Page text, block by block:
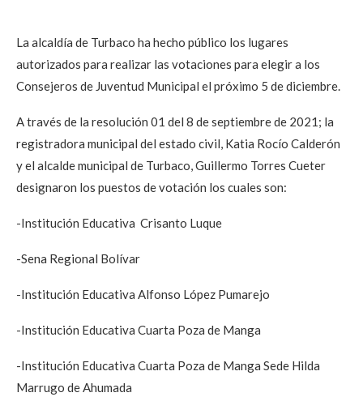
La alcaldía de Turbaco ha hecho público los lugares
autorizados para realizar las votaciones para elegir a los
Consejeros de Juventud Municipal el próximo 5 de diciembre.
A través de la resolución 01 del 8 de septiembre de 2021; la
registradora municipal del estado civil, Katia Rocío Calderón
y el alcalde municipal de Turbaco, Guillermo Torres Cueter
designaron los puestos de votación los cuales son:
-Institución Educativa Crisanto Luque
-Sena Regional Bolívar
-Institución Educativa Alfonso López Pumarejo
-Institución Educativa Cuarta Poza de Manga
-Institución Educativa Cuarta Poza de Manga Sede Hilda
Marrugo de Ahumada